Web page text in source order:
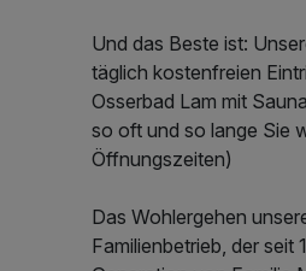
Und das Beste ist:
täglich kostenfreien
Osserbad Lam mit
so oft und so lange Sie
Öffnungszeiten)
Das Wohlergehen
Familienbetrieb, der seit